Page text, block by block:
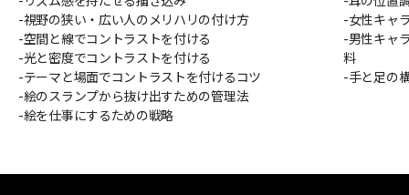
-視野の狭い・広い人のメリハリの付け方
-空間と線でコントラストを付ける
-光と密度でコントラストを付ける
-テーマと場面でコントラストを付けるコツ
-絵のスランプから抜け出すための管理法
-絵を仕事にするための戦略
-女性キャ
-男性キャ
料
-手と足の